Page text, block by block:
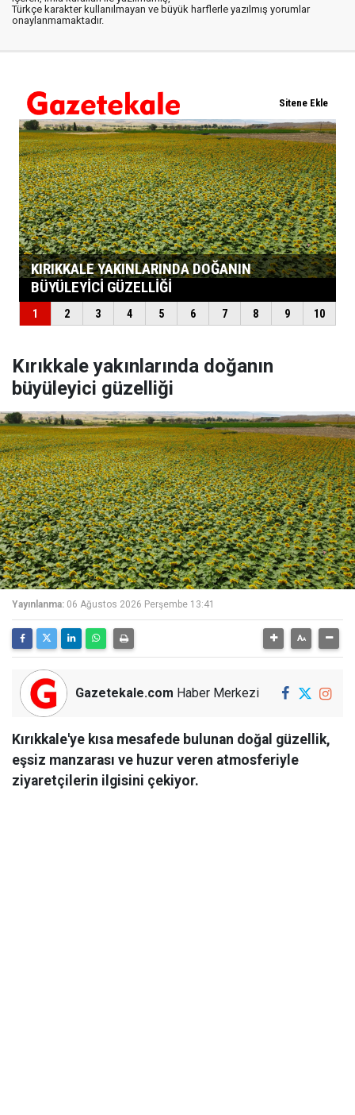
Türkçe karakter kullanılmayan ve büyük harflerle yazılmış yorumlar
onaylanmamaktadır.
Kırıkkale yakınlarında doğanın
büyüleyici güzelliği
Yayınlanma: 06 Ağustos 2026 Perşembe 13:41
Gazetekale.com Haber Merkezi
Kırıkkale'ye kısa mesafede bulunan doğal güzellik,
eşsiz manzarası ve huzur veren atmosferiyle
ziyaretçilerin ilgisini çekiyor.